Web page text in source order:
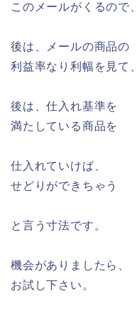
このメールがくるので、
後は、メールの商品の
利益率なり利幅を見て、
後は、仕入れ基準を
満たしている商品を
仕入れていけば、
せどりができちゃう
と言う寸法です。
機会がありましたら、
お試し下さい。